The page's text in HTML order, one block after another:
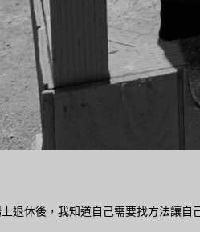
退休後，我知道自己需要找方法讓自